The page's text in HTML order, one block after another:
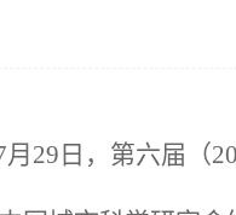
月29日，第六届（